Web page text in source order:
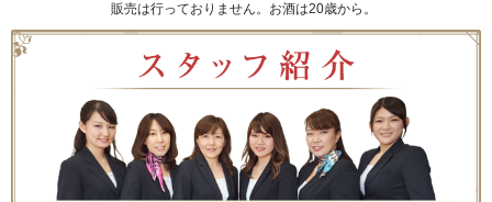
販売は行っておりません。お酒は20歳から。